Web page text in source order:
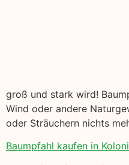
groß und stark wird!
Wind oder andere
oder Sträuchern nichts
Baumpfahl kaufen in